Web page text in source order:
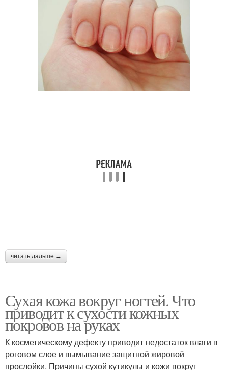
читать дальше →
Сухая кожа вокруг ногтей. Что
приводит к сухости кожных
покровов на руках
К косметическому дефекту приводит недостаток влаги в
роговом слое и вымывание защитной жировой
прослойки. Причины сухой кутикулы и кожи вокруг